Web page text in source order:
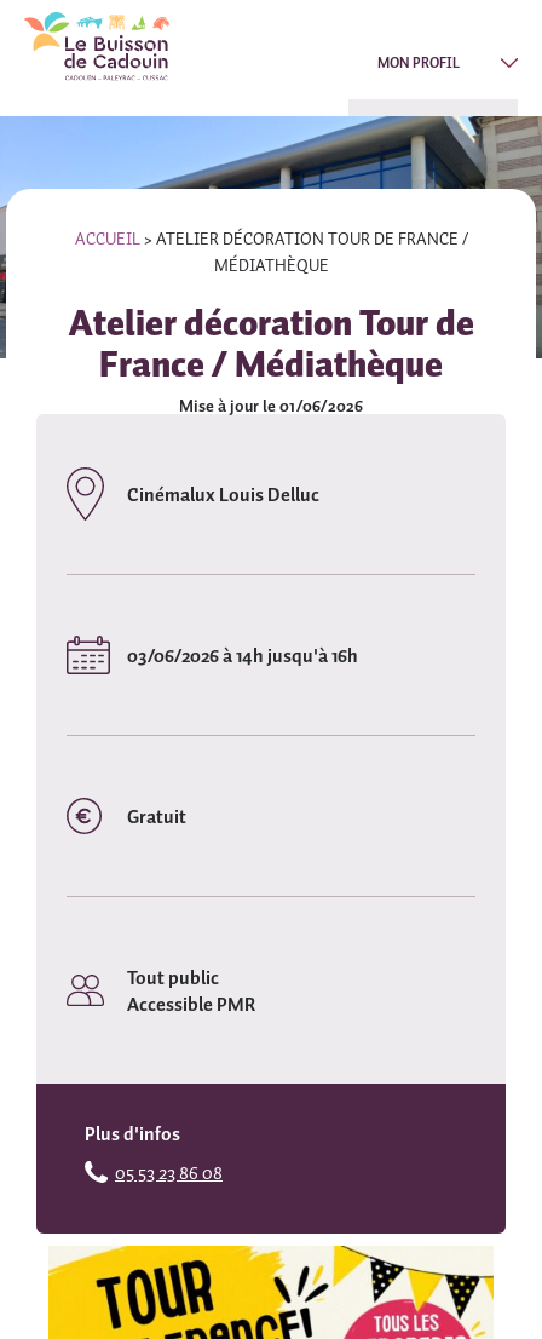
MON PROFIL
ACCUEIL> ATELIER DÉCORATION TOUR DE FRANCE /
MÉDIATHÈQUE
Atelier décoration Tour de
France / Médiathèque
Mise à jour le 01/06/2026
Cinémalux Louis Delluc
03/06/2026 à 14h jusqu'à 16h
Gratuit
Tout public
Accessible PMR
Plus d'infos
05 53 23 86 08